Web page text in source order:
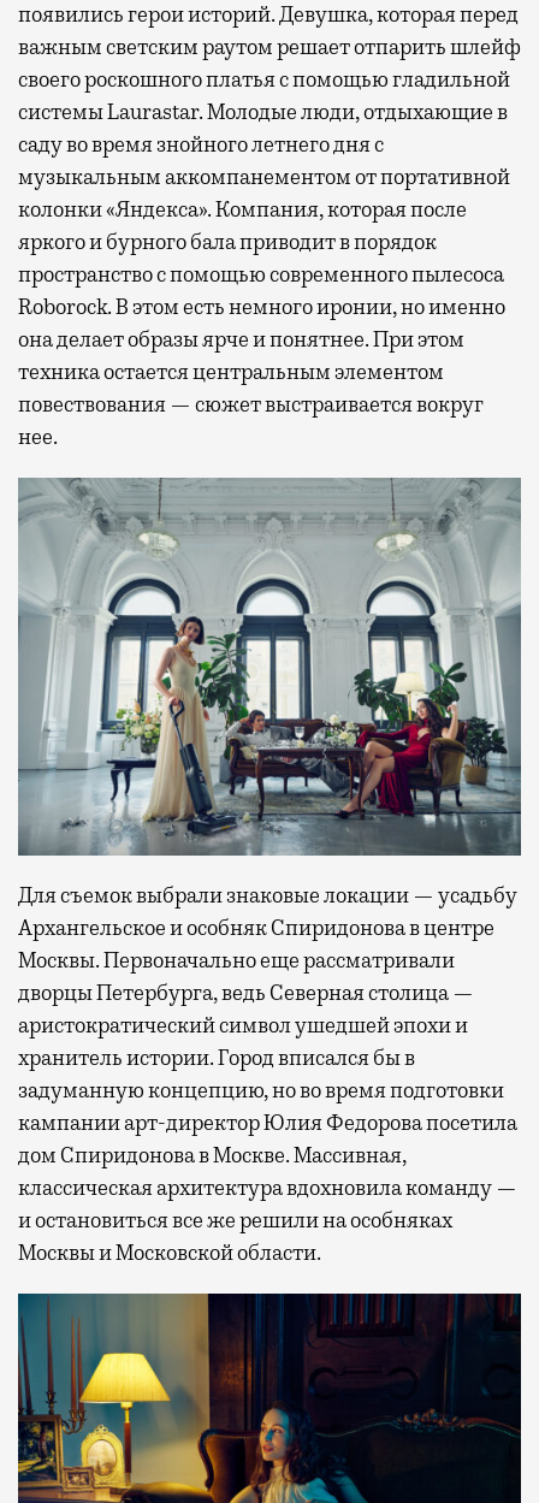
появились герои историй. Девушка, которая перед
важным светским раутом решает отпарить шлейф
своего роскошного платья с помощью гладильной
системы Laurastar. Молодые люди, отдыхающие в
саду во время знойного летнего дня с
музыкальным аккомпанементом от портативной
колонки «Яндекса». Компания, которая после
яркого и бурного бала приводит в порядок
пространство с помощью современного пылесоса
Roborock. В этом есть немного иронии, но именно
она делает образы ярче и понятнее. При этом
техника остается центральным элементом
повествования — сюжет выстраивается вокруг
нее.
Для съемок выбрали знаковые локации — усадьбу
Архангельское и особняк Спиридонова в центре
Москвы. Первоначально еще рассматривали
дворцы Петербурга, ведь Северная столица —
аристократический символ ушедшей эпохи и
хранитель истории. Город вписался бы в
задуманную концепцию, но во время подготовки
кампании арт-директор Юлия Федорова посетила
дом Спиридонова в Москве. Массивная,
классическая архитектура вдохновила команду —
и остановиться все же решили на особняках
Москвы и Московской области.